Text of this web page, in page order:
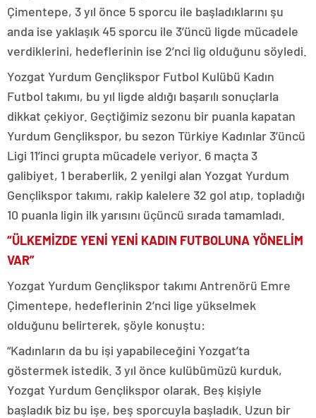
Çimentepe, 3 yıl önce 5 sporcu ile başladıklarını şu
anda ise yaklaşık 45 sporcu ile 3’üncü ligde mücadele
verdiklerini, hedeflerinin ise 2’nci lig olduğunu söyledi.
Yozgat Yurdum Gençlikspor Futbol Kulübü Kadın
Futbol takımı, bu yıl ligde aldığı başarılı sonuçlarla
dikkat çekiyor. Geçtiğimiz sezonu bir puanla kapatan
Yurdum Gençlikspor, bu sezon Türkiye Kadınlar 3’üncü
Ligi 11’inci grupta mücadele veriyor. 6 maçta 3
galibiyet, 1 beraberlik, 2 yenilgi alan Yozgat Yurdum
Gençlikspor takımı, rakip kalelere 32 gol atıp, topladığı
10 puanla ligin ilk yarısını üçüncü sırada tamamladı.
“ÜLKEMİZDE YENİ YENİ KADIN FUTBOLUNA YÖNELİM
VAR”
Yozgat Yurdum Gençlikspor takımı Antrenörü Emre
Çimentepe, hedeflerinin 2’nci lige yükselmek
olduğunu belirterek, şöyle konuştu:
“Kadınların da bu işi yapabileceğini Yozgat’ta
göstermek istedik. 3 yıl önce kulübümüzü kurduk,
Yozgat Yurdum Gençlikspor olarak. Beş kişiyle
başladık biz bu işe, beş sporcuyla başladık. Uzun bir